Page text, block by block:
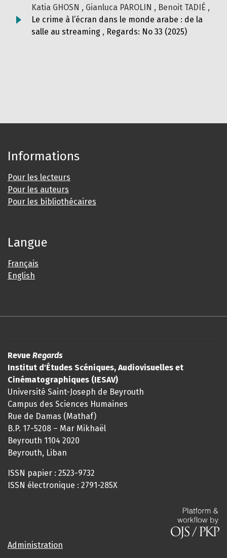
Katia GHOSN , Gianluca PAROLIN , Benoit TADIÉ ,
Le crime à l’écran dans le monde arabe : de la
salle au streaming , Regards: No 33 (2025)
Informations
Pour les lecteurs
Pour les auteurs
Pour les bibliothécaires
Langue
Français
English
Revue Regards
Institut d'Études Scéniques, Audiovisuelles et
Cinématographiques (IESAV)
Université Saint-Joseph de Beyrouth
Campus des Sciences Humaines
Rue de Damas (Mathaf)
B.P. 17-5208 – Mar Mikhaël
Beyrouth 1104 2020
Beyrouth, Liban
ISSN papier : 2523-9732
ISSN électronique : 2791-285X
Administration